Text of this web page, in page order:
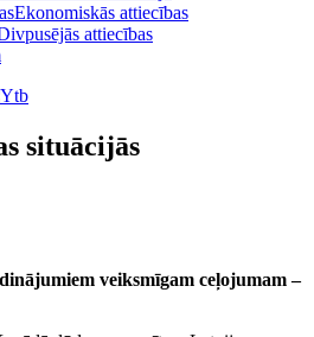
Ekonomiskās attiecības
attiecības
situācijās
veiksmīgam ceļojumam –